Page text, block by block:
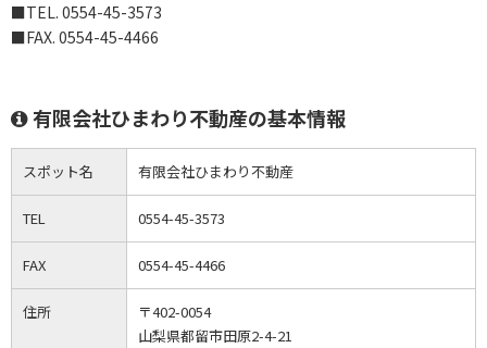
■TEL. 0554-45-3573
■FAX. 0554-45-4466
有限会社ひまわり不動産の基本情報
スポット名 有限会社ひまわり不動産
TEL 0554-45-3573
FAX 0554-45-4466
住所
〒402-0054
山梨県都留市田原2-4-21